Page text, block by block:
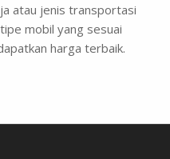
atau jenis transportasi
mobil yang sesuai
harga terbaik.